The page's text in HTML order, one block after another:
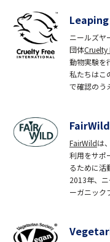
ニールズヤ
団体Cruelty
動物実験を
私たちはこ
で確認のう
FairWild
FairWildは
利用をサポ
るために活
2013年、
ーガニック